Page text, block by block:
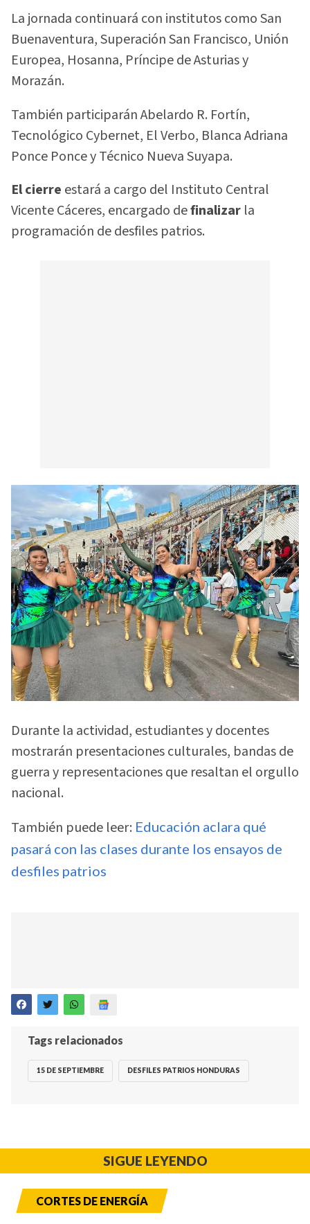
La jornada continuará con institutos como San
Buenaventura, Superación San Francisco, Unión
Europea, Hosanna, Príncipe de Asturias y
Morazán.
También participarán Abelardo R. Fortín,
Tecnológico Cybernet, El Verbo, Blanca Adriana
Ponce Ponce y Técnico Nueva Suyapa.
El cierre estará a cargo del Instituto Central
Vicente Cáceres, encargado definalizar la
programación de desfiles patrios.
Durante la actividad, estudiantes y docentes
mostrarán presentaciones culturales, bandas de
guerra y representaciones que resaltan el orgullo
nacional.
También puede leer: Educación aclara qué
pasará con las clases durante los ensayos de
desfiles patrios
Tags relacionados
15 DE SEPTIEMBRE DESFILES PATRIOS HONDURAS
SIGUE LEYENDO
CORTES DE ENERGÍA